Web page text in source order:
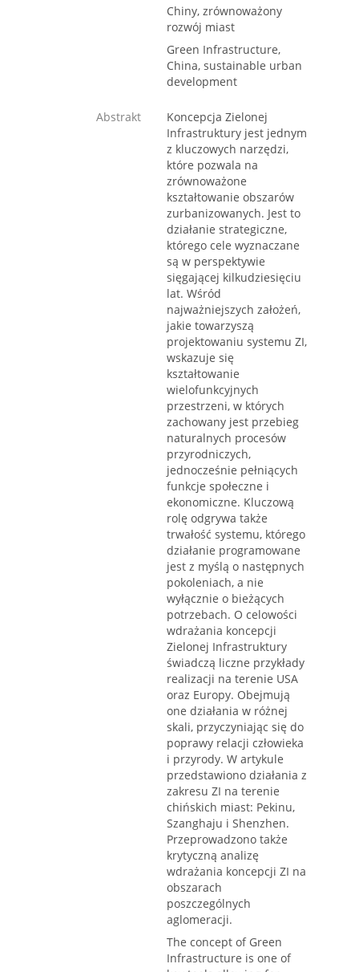
Chiny, zrównoważony
rozwój miast
Green Infrastructure,
China, sustainable urban
development
Abstrakt
Koncepcja Zielonej
Infrastruktury jest jednym
z kluczowych narzędzi,
które pozwala na
zrównoważone
kształtowanie obszarów
zurbanizowanych. Jest to
działanie strategiczne,
którego cele wyznaczane
są w perspektywie
sięgającej kilkudziesięciu
lat. Wśród
najważniejszych założeń,
jakie towarzyszą
projektowaniu systemu ZI,
wskazuje się
kształtowanie
wielofunkcyjnych
przestrzeni, w których
zachowany jest przebieg
naturalnych procesów
przyrodniczych,
jednocześnie pełniących
funkcje społeczne i
ekonomiczne. Kluczową
rolę odgrywa także
trwałość systemu, którego
działanie programowane
jest z myślą o następnych
pokoleniach, a nie
wyłącznie o bieżących
potrzebach. O celowości
wdrażania koncepcji
Zielonej Infrastruktury
świadczą liczne przykłady
realizacji na terenie USA
oraz Europy. Obejmują
one działania w różnej
skali, przyczyniając się do
poprawy relacji człowieka
i przyrody. W artykule
przedstawiono działania z
zakresu ZI na terenie
chińskich miast: Pekinu,
Szanghaju i Shenzhen.
Przeprowadzono także
krytyczną analizę
wdrażania koncepcji ZI na
obszarach
poszczególnych
aglomeracji.
The concept of Green
Infrastructure is one of